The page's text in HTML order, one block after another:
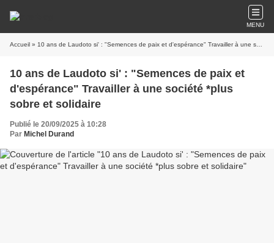
MENU
Accueil » 10 ans de Laudoto si' : "Semences de paix et d'espérance" Travailler à une société *plus sobre et solidaire
10 ans de Laudoto si' : "Semences de paix et
d'espérance" Travailler à une société *plus
sobre et solidaire
Publié le 20/09/2025 à 10:28
Par Michel Durand